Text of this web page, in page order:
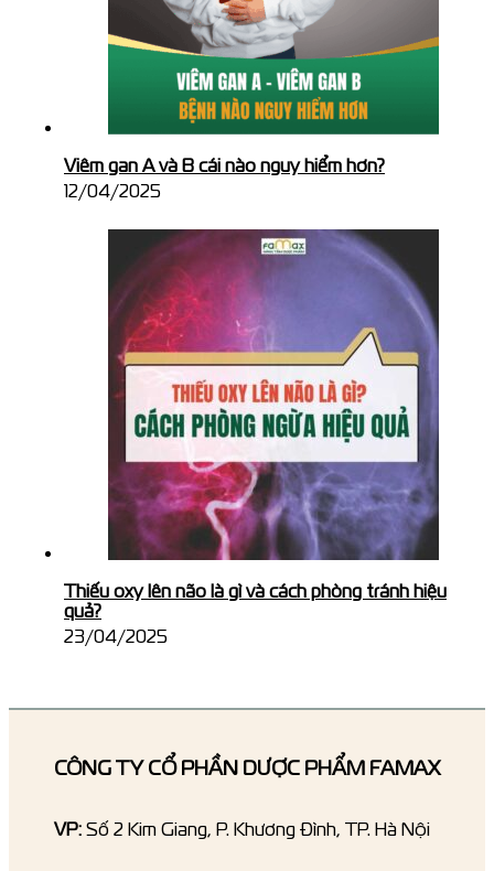
Viêm gan A và B cái nào nguy hiểm hơn?
12/04/2025
Thiếu oxy lên não là gì và cách phòng tránh hiệu
quả?
23/04/2025
CÔNG TY CỔ PHẦN DƯỢC PHẨM FAMAX
VP: Số 2 Kim Giang, P. Khương Đình, TP. Hà Nội